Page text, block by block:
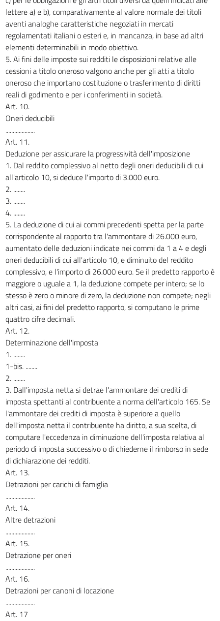
lettere a) e b), comparativamente al valore normale dei titoli
aventi analoghe caratteristiche negoziati in mercati
regolamentati italiani o esteri e, in mancanza, in base ad altri
elementi determinabili in modo obiettivo.
5. Ai fini delle imposte sui redditi le disposizioni relative alle
cessioni a titolo oneroso valgono anche per gli atti a titolo
oneroso che importano costituzione o trasferimento di diritti
reali di godimento e per i conferimenti in società.
Art. 10.
Oneri deducibili
....................
Art. 11.
Deduzione per assicurare la progressività dell'imposizione
1. Dal reddito complessivo al netto degli oneri deducibili di cui
all'articolo 10, si deduce l'importo di 3.000 euro.
2. ........
3. ........
4. ........
5. La deduzione di cui ai commi precedenti spetta per la parte
corrispondente al rapporto tra l'ammontare di 26.000 euro,
aumentato delle deduzioni indicate nei commi da 1 a 4 e degli
oneri deducibili di cui all'articolo 10, e diminuito del reddito
complessivo, e l'importo di 26.000 euro. Se il predetto rapporto è
maggiore o uguale a 1, la deduzione compete per intero; se lo
stesso è zero o minore di zero, la deduzione non compete; negli
altri casi, ai fini del predetto rapporto, si computano le prime
quattro cifre decimali.
Art. 12.
Determinazione dell'imposta
1. ........
1-bis. ........
2. ........
3. Dall'imposta netta si detrae l'ammontare dei crediti di
imposta spettanti al contribuente a norma dell'articolo 165. Se
l'ammontare dei crediti di imposta è superiore a quello
dell'imposta netta il contribuente ha diritto, a sua scelta, di
computare l'eccedenza in diminuzione dell'imposta relativa al
periodo di imposta successivo o di chiederne il rimborso in sede
di dichiarazione dei redditi.
Art. 13.
Detrazioni per carichi di famiglia
....................
Art. 14.
Altre detrazioni
....................
Art. 15.
Detrazione per oneri
....................
Art. 16.
Detrazioni per canoni di locazione
....................
Art. 17